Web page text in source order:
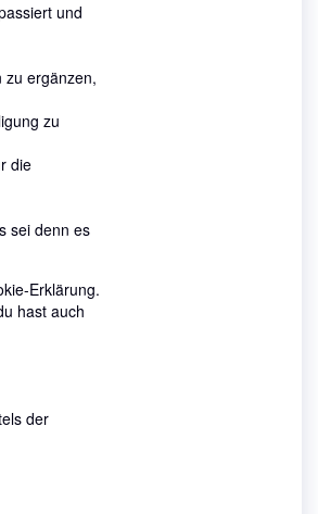
und
zu ergänzen,
zu
die
sei denn es
Erklärung.
hast auch
der